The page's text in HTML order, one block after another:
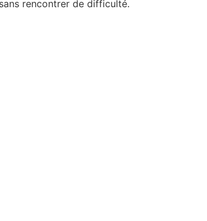
rencontrer de difficulté.